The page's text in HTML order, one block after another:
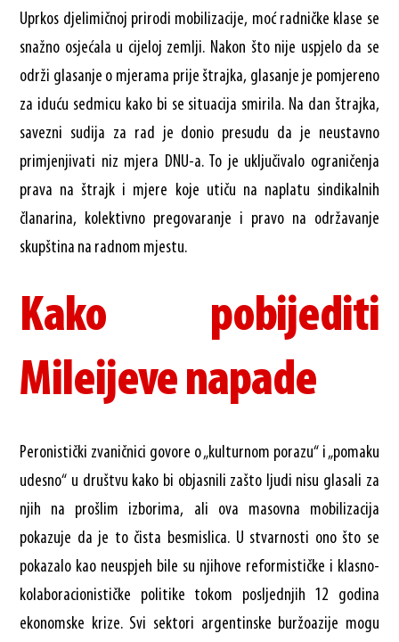
Uprkos djelimičnoj prirodi mobilizacije, moć radničke klase se
snažno osjećala u cijeloj zemlji. Nakon što nije uspjelo da se
održi glasanje o mjerama prije štrajka, glasanje je pomjereno
za iduću sedmicu kako bi se situacija smirila. Na dan štrajka,
savezni sudija za rad je donio presudu da je neustavno
primjenjivati niz mjera DNU-a. To je uključivalo ograničenja
prava na štrajk i mjere koje utiču na naplatu sindikalnih
članarina, kolektivno pregovaranje i pravo na održavanje
skupština na radnom mjestu.
Kako pobijediti
Mileijeve napade
Peronistički zvaničnici govore o „kulturnom porazu“ i „pomaku
udesno“ u društvu kako bi objasnili zašto ljudi nisu glasali za
njih na prošlim izborima, ali ova masovna mobilizacija
pokazuje da je to čista besmislica. U stvarnosti ono što se
pokazalo kao neuspjeh bile su njihove reformističke i klasno-
kolaboracionističke politike tokom posljednjih 12 godina
ekonomske krize. Svi sektori argentinske buržoazije mogu